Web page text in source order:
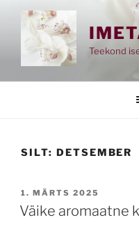
Teekond
SILT: DETSEMBER
POSTED
ON
1. MÄRTS 2025
Väike aromaatne